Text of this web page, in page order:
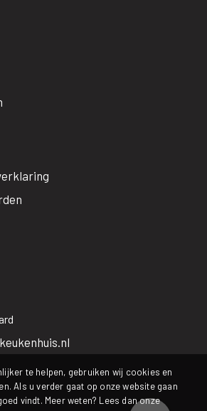
te helpen, gebruiken wij cookies en
Als u verder gaat op onze website gaan
vindt. Meer weten? Lees dan onze